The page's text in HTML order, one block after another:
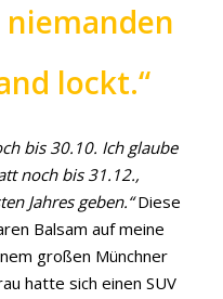
lockt.“
bis 30.10. Ich glaube
noch bis 31.12.,
Jahres geben.“Diese
Balsam auf meine
großen Münchner
hatte sich einen SUV